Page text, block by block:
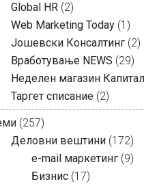
Global HR (2)
Web Marketing Today (1)
Јошевски Консалтинг (2)
Вработување NEWS (29)
Неделен магазин Капитал
Таргет списание (2)
(257)
Деловни вештини (172)
e-mail маркетинг (9)
Бизнис (17)